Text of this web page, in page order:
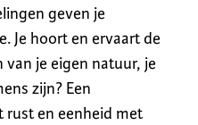
geven je
Je hoort en ervaart de
van je eigen natuur, je
zijn? Een
rust en eenheid met